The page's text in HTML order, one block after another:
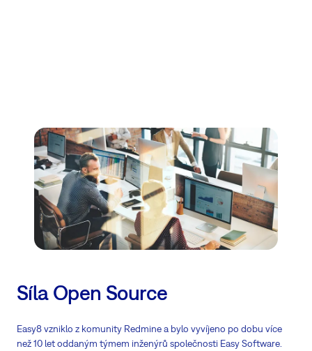
Síla Open Source
Easy8 vzniklo z komunity Redmine a bylo vyvíjeno po dobu více
než 10 let oddaným týmem inženýrů společnosti Easy Software.